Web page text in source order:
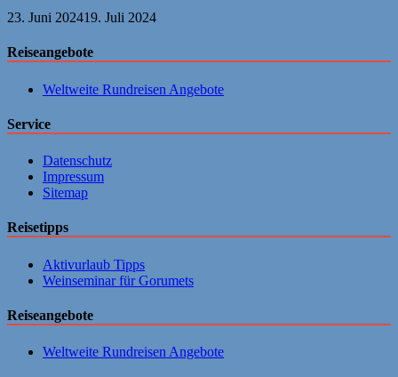
23. Juni 202419. Juli 2024
Reiseangebote
Weltweite Rundreisen Angebote
Service
Datenschutz
Impressum
Sitemap
Reisetipps
Aktivurlaub Tipps
Weinseminar für Gorumets
Reiseangebote
Weltweite Rundreisen Angebote